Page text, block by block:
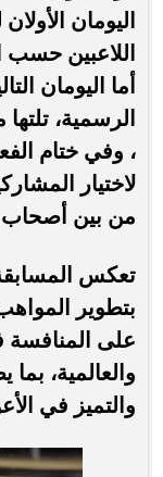
اليومان
اللاعبين حسب
أما اليومان
الرسمية،
، وفي ختام
لاختيار
من بين أصحاب
تعكس
بتطوير
على المنافسة
والعالمية،
والتميز في